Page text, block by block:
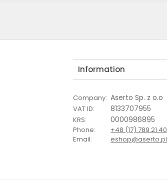
Information
Company: Aserto Sp. z o.o
VAT ID: 8133707955
KRS: 0000986895
Phone:
+48 (17) 789 21 40
Email: eshop@aserto.pl